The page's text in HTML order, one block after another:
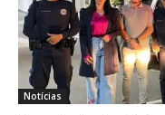
Notícias